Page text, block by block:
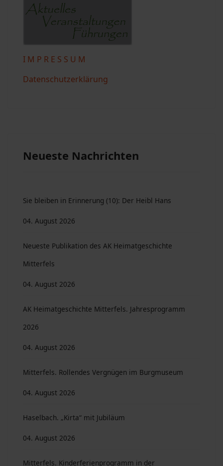
I M P R E S S U M
Datenschutzerklärung
Neueste Nachrichten
Sie bleiben in Erinnerung (10): Der Heibl Hans
04. August 2026
Neueste Publikation des AK Heimatgeschichte
Mitterfels
04. August 2026
AK Heimatgeschichte Mitterfels. Jahresprogramm
2026
04. August 2026
Mitterfels. Rollendes Vergnügen im Burgmuseum
04. August 2026
Haselbach. „Kirta“ mit Jubiläum
04. August 2026
Mitterfels. Kinderferienprogramm in der